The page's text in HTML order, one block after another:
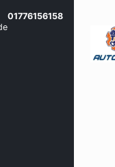
01776156158